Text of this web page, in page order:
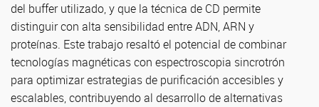
del buffer utilizado, y que la técnica de CD permite
distinguir con alta sensibilidad entre ADN, ARN y
proteínas. Este trabajo resaltó el potencial de combinar
tecnologías magnéticas con espectroscopia sincrotrón
para optimizar estrategias de purificación accesibles y
escalables, contribuyendo al desarrollo de alternativas